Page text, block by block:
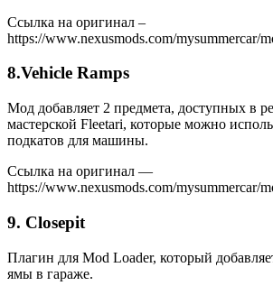
Ссылка на оригинал –
https://www.nexusmods.com/mysummercar/
8.Vehicle Ramps
Мод добавляет 2 предмета, доступных в
мастерской Fleetari, которые можно
подкатов для машины.
Ссылка на оригинал —
https://www.nexusmods.com/mysummercar/
9. Closepit
Плагин для Mod Loader, который
ямы в гараже.